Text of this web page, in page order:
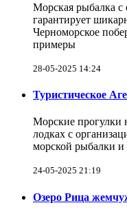
Морская рыбалка
гарантирует
Черноморское
примеры
28-05-2025 14:24
Туристическое
Морские прогулки
лодках с
морской рыбалки и
24-05-2025 21:19
Озеро Рица